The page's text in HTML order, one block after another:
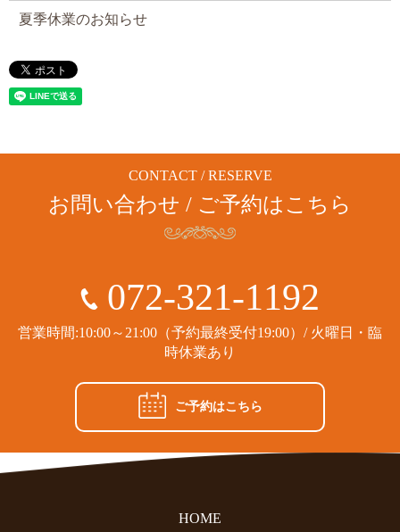
夏季休業のお知らせ
CONTACT / RESERVE
お問い合わせ / ご予約はこちら
072-321-1192
営業時間:10:00～21:00（予約最終受付19:00）/ 火曜日・臨
時休業あり
ご予約はこちら
HOME